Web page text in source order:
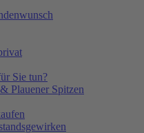
Sie tun?
Plauener Spitzen